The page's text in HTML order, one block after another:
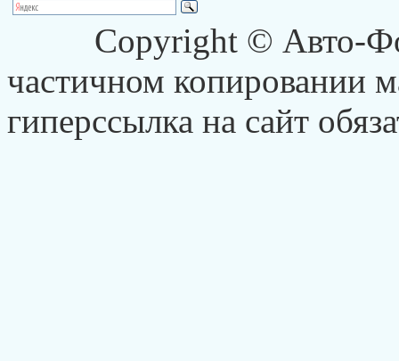
Copyright © Авто-
частичном копировании
гиперссылка на сайт